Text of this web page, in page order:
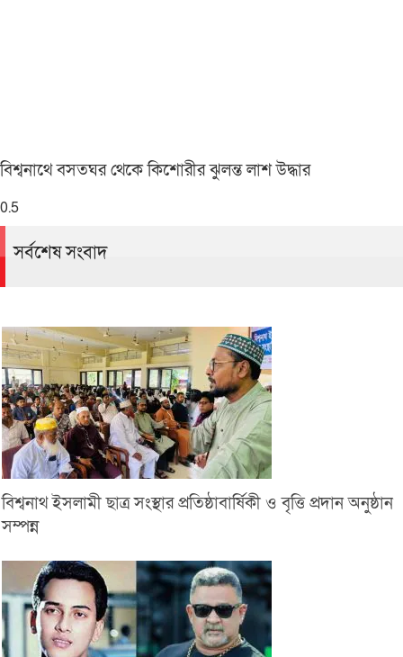
বিশ্বনাথে বসতঘর থেকে কিশোরীর ঝুলন্ত লাশ উদ্ধার
সর্বশেষ সংবাদ
বিশ্বনাথ ইসলামী ছাত্র সংস্থার প্রতিষ্ঠাবার্ষিকী ও বৃত্তি প্রদান অনুষ্ঠান
সম্পন্ন